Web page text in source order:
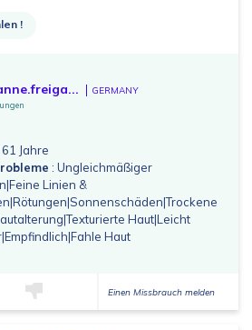
!
GERMANY
61 Jahre
: Ungleichmäßiger
Linien &
Haut|Leicht
Haut
Einen Missbrauch melden